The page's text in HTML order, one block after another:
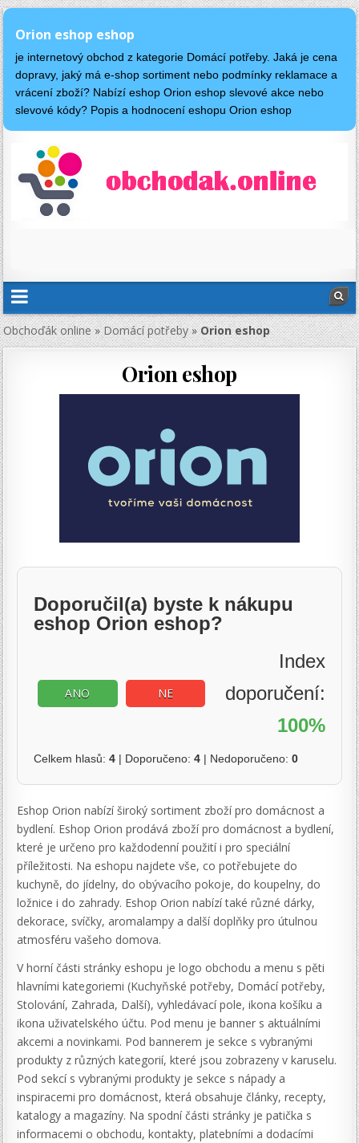
Orion eshop eshop
je internetový obchod z kategorie Domácí potřeby. Jaká je cena
dopravy, jaký má e-shop sortiment nebo podmínky reklamace a
vrácení zboží? Nabízí eshop Orion eshop slevové akce nebo
slevové kódy? Popis a hodnocení eshopu Orion eshop
Obchoďák online»Domácí potřeby»Orion eshop
Orion eshop
Doporučil(a) byste k nákupu
eshop Orion eshop?
ANO NE
Index
doporučení:
100%
Celkem hlasů:4 | Doporučeno:4 | Nedoporučeno:0
Eshop Orion nabízí široký sortiment zboží pro domácnost a
bydlení. Eshop Orion prodává zboží pro domácnost a bydlení,
které je určeno pro každodenní použití i pro speciální
příležitosti. Na eshopu najdete vše, co potřebujete do
kuchyně, do jídelny, do obývacího pokoje, do koupelny, do
ložnice i do zahrady. Eshop Orion nabízí také různé dárky,
dekorace, svíčky, aromalampy a další doplňky pro útulnou
atmosféru vašeho domova.
V horní části stránky eshopu je logo obchodu a menu s pěti
hlavními kategoriemi (Kuchyňské potřeby, Domácí potřeby,
Stolování, Zahrada, Další), vyhledávací pole, ikona košíku a
ikona uživatelského účtu. Pod menu je banner s aktuálními
akcemi a novinkami. Pod bannerem je sekce s vybranými
produkty z různých kategorií, které jsou zobrazeny v karuselu.
Pod sekcí s vybranými produkty je sekce s nápady a
inspiracemi pro domácnost, která obsahuje články, recepty,
katalogy a magazíny. Na spodní části stránky je patička s
informacemi o obchodu, kontakty, platebními a dodacími